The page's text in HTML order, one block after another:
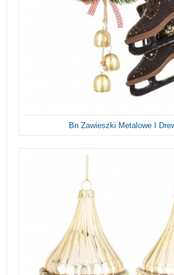
Bn Zawieszki Metalowe I